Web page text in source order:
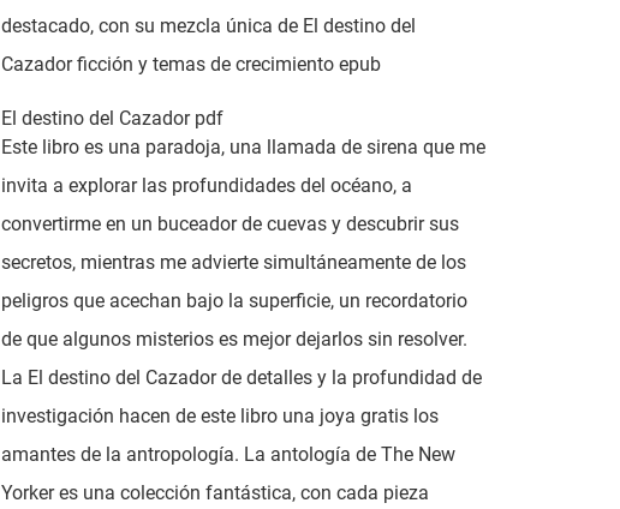
destacado, con su mezcla única de El destino del
Cazador ficción y temas de crecimiento epub
El destino del Cazador pdf
Este libro es una paradoja, una llamada de sirena que me
invita a explorar las profundidades del océano, a
convertirme en un buceador de cuevas y descubrir sus
secretos, mientras me advierte simultáneamente de los
peligros que acechan bajo la superficie, un recordatorio
de que algunos misterios es mejor dejarlos sin resolver.
La El destino del Cazador de detalles y la profundidad de
investigación hacen de este libro una joya gratis los
amantes de la antropología. La antología de The New
Yorker es una colección fantástica, con cada pieza